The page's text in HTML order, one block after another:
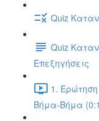
Quiz
Quiz
Επεξηγήσεις
1.
Βήμα-Βήμα